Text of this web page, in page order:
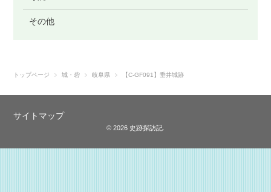
その他
トップページ 城・砦 岐阜県 【C-GF091】垂井城跡
サイトマップ
© 2026 史跡探訪記.